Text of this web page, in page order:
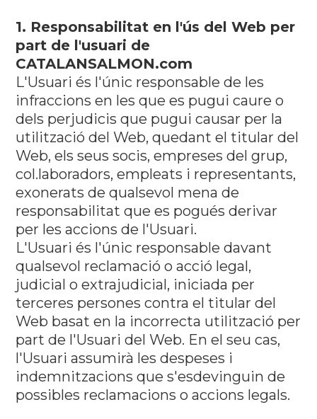
1. Responsabilitat en l'ús del Web per
part de l'usuari de
CATALANSALMON.com
L'Usuari és l'únic responsable de les
infraccions en les que es pugui caure o
dels perjudicis que pugui causar per la
utilització del Web, quedant el titular del
Web, els seus socis, empreses del grup,
col.laboradors, empleats i representants,
exonerats de qualsevol mena de
responsabilitat que es pogués derivar
per les accions de l'Usuari.
L'Usuari és l'únic responsable davant
qualsevol reclamació o acció legal,
judicial o extrajudicial, iniciada per
terceres persones contra el titular del
Web basat en la incorrecta utilització per
part de l'Usuari del Web. En el seu cas,
l'Usuari assumirà les despeses i
indemnitzacions que s'esdevinguin de
possibles reclamacions o accions legals.